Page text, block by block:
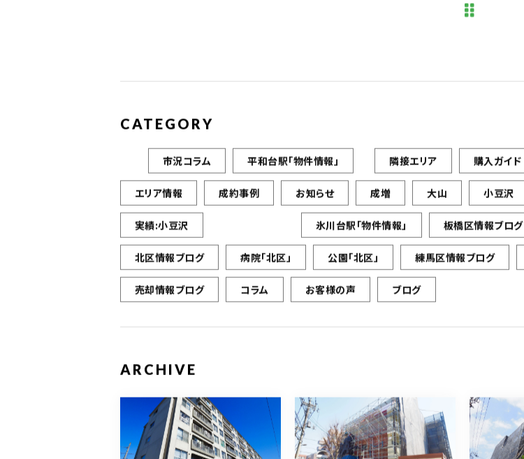
CATEGORY
市況コラム 平和台駅「物件情報」 隣接エリア 購入ガイド
エリア情報 成約事例 お知らせ 成増 大山 小豆沢
実績:小豆沢 氷川台駅「物件情報」 板橋区情報ブログ
北区情報ブログ 病院「北区」 公園「北区」 練馬区情報ブログ
売却情報ブログ コラム お客様の声 ブログ
ARCHIVE